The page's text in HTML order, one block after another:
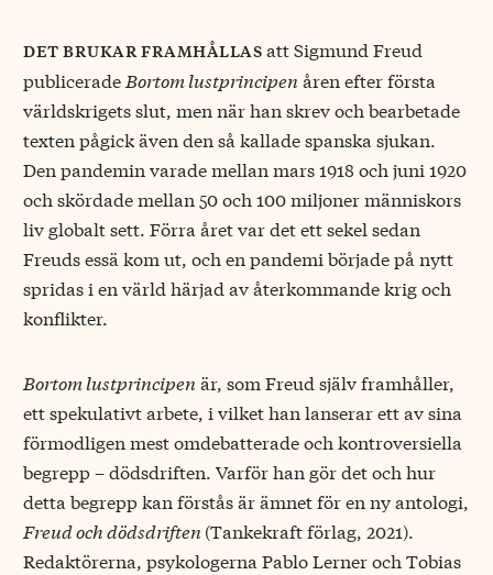
det brukar framhållasatt Sigmund Freud
publicerade Bortom lustprincipen åren efter första
världskrigets slut, men när han skrev och bearbetade
texten pågick även den så kallade spanska sjukan.
Den pandemin varade mellan mars 1918 och juni 1920
och skördade mellan 50 och 100 miljoner människors
liv globalt sett. Förra året var det ett sekel sedan
Freuds essä kom ut, och en pandemi började på nytt
spridas i en värld härjad av återkommande krig och
konflikter.
Bortom lustprincipen är, som Freud själv framhåller,
ett spekulativt arbete, i vilket han lanserar ett av sina
förmodligen mest omdebatterade och kontroversiella
begrepp – dödsdriften. Varför han gör det och hur
detta begrepp kan förstås är ämnet för en ny antologi,
Freud och dödsdriften (Tankekraft förlag, 2021).
Redaktörerna, psykologerna Pablo Lerner och Tobias